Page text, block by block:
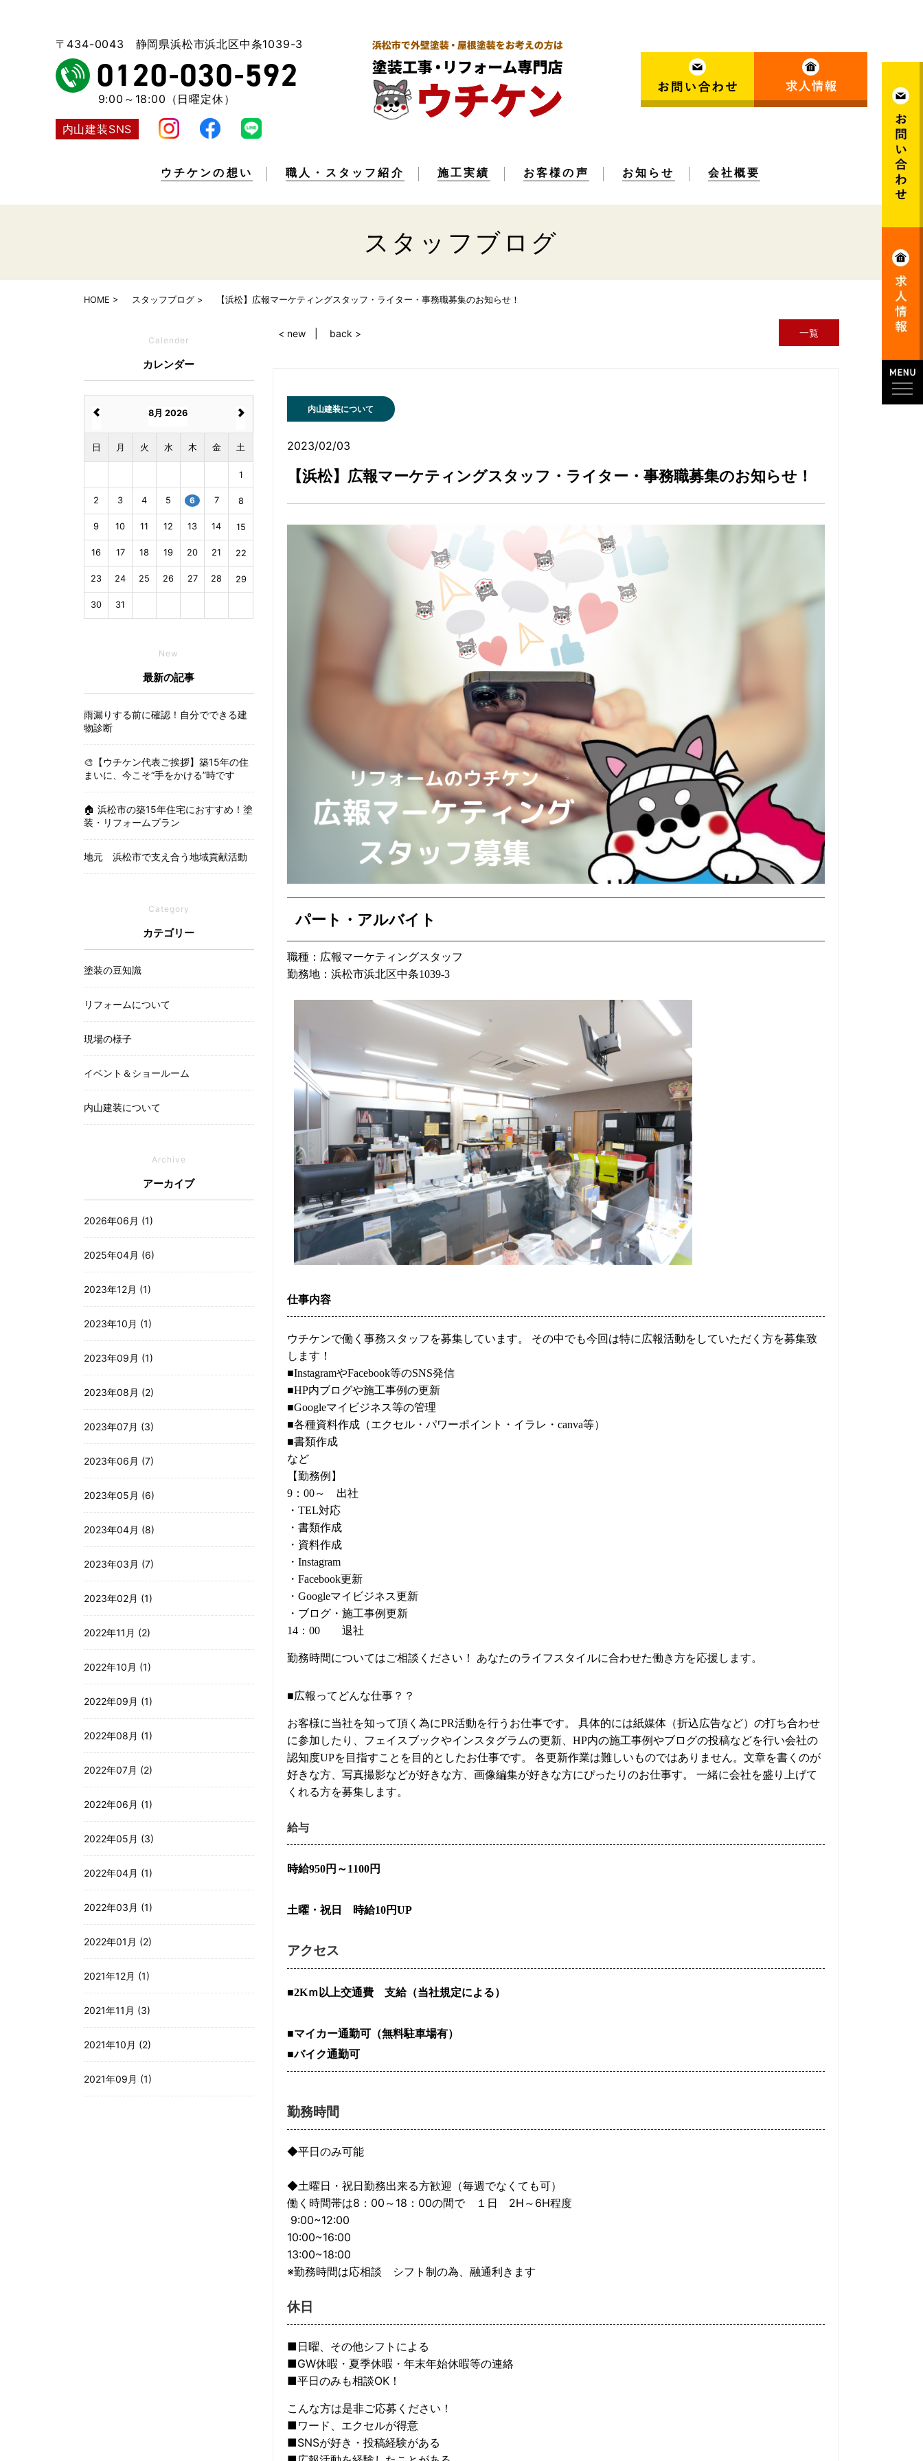
〒434-0043 静岡県浜松市浜北区中条1039-3
0120-030-592
9:00～18:00（日曜定休）
内山建装SNS
ウチケンの想い 職人・スタッフ紹介 施工実績 お客様の声 お知らせ 会社概要
スタッフブログ
HOME スタッフブログ 【浜松】広報マーケティングスタッフ・ライター・事務職募集のお知らせ！
一覧
< new back >
内山建装について
2023/02/03
【浜松】広報マーケティングスタッフ・ライター・事務職募集のお知らせ！
パート・アルバイト
職種：広報マーケティングスタッフ
勤務地： 浜松市浜北区中条1039-3
仕事内容
ウチケンで働く事務スタッフを募集しています。 その中でも今回は特に広報活動をしていただく方を募集致
します！
■InstagramやFacebook等のSNS発信
■HP内ブログや施工事例の更新
■Googleマイビジネス等の管理
■各種資料作成（エクセル・パワーポイント・イラレ・canva等）
■書類作成
など
【勤務例】
9：00～　出社
・TEL対応
・書類作成
・資料作成
・Instagram
・Facebook更新
・Googleマイビジネス更新
・ブログ・施工事例更新
14：00　　退社
勤務時間についてはご相談ください！ あなたのライフスタイルに合わせた働き方を応援します。
■広報ってどんな仕事？？
お客様に当社を知って頂く為にPR活動を行うお仕事です。 具体的には紙媒体（折込広告など）の打ち合わせ
に参加したり、フェイスブックやインスタグラムの更新、HP内の施工事例やブログの投稿などを行い会社の
認知度UPを目指すことを目的としたお仕事です。 各更新作業は難しいものではありません。文章を書くのが
好きな方、写真撮影などが好きな方、画像編集が好きな方にぴったりのお仕事す。 一緒に会社を盛り上げて
くれる方を募集します。
給与
時給950円～1100円
土曜・祝日　時給10円UP
アクセス
■2Kｍ以上交通費　支給（当社規定による）
■マイカー通勤可（無料駐車場有）
■バイク通勤可
勤務時間
◆平日のみ可能
◆土曜日・祝日勤務出来る方歓迎（毎週でなくても可）
働く時間帯は8：00～18：00の間で １日 2H～6H程度
9:00~12:00
10:00~16:00
13:00~18:00
※勤務時間は応相談 シフト制の為、融通利きます
休日
■日曜、その他シフトによる
■GW休暇・夏季休暇・年末年始休暇等の連絡
■平日のみも相談OK！
こんな方は是非ご応募ください！
■ワード、エクセルが得意
■SNSが好き・投稿経験がある
Calender
カレンダー
8月 2026
日 月 火 水 木 金 土
1
2 3 4 5 6 7 8
9 10 11 12 13 14 15
16 17 18 19 20 21 22
23 24 25 26 27 28 29
30 31
New
最新の記事
雨漏りする前に確認！自分でできる建
物診断
🎨【ウチケン代表ご挨拶】築15年の住
まいに、今こそ“手をかける”時です
🏠 浜松市の築15年住宅におすすめ！塗
装・リフォームプラン
地元 浜松市で支え合う地域貢献活動
Category
カテゴリー
塗装の豆知識
リフォームについて
現場の様子
イベント＆ショールーム
内山建装について
Archive
アーカイブ
2026年06月 (1)
2025年04月 (6)
2023年12月 (1)
2023年10月 (1)
2023年09月 (1)
2023年08月 (2)
2023年07月 (3)
2023年06月 (7)
2023年05月 (6)
2023年04月 (8)
2023年03月 (7)
2023年02月 (1)
2022年11月 (2)
2022年10月 (1)
2022年09月 (1)
2022年08月 (1)
2022年07月 (2)
2022年06月 (1)
2022年05月 (3)
2022年04月 (1)
2022年03月 (1)
2022年01月 (2)
2021年12月 (1)
2021年11月 (3)
2021年10月 (2)
2021年09月 (1)